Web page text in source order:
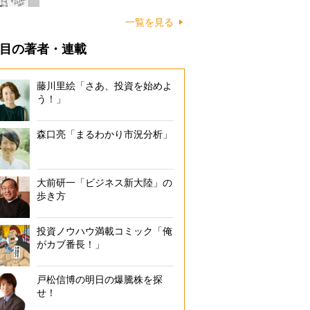
一覧を見る
の著者・連載
藤川里絵「さあ、投資を始めよ
う！」
森口亮「まるわかり市況分析」
大前研一「ビジネス新大陸」の
歩き方
投資ノウハウ満載コミック「俺
がカブ番長！」
戸松信博の明日の爆騰株を探
せ！